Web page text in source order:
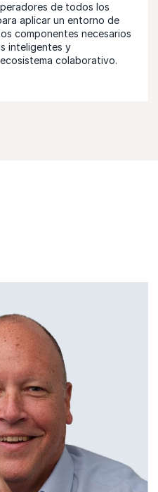
de todos los
aplicar un entorno de
componentes necesarios
inteligentes y
colaborativo.